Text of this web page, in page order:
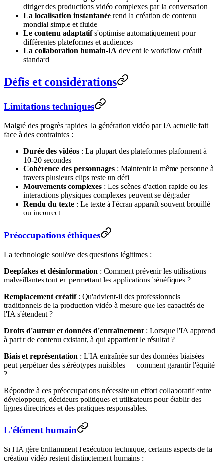
diriger des productions vidéo complexes par la conversation
La localisation instantanée rend la création de contenu
mondial simple et fluide
Le contenu adaptatifs'optimise automatiquement pour
différentes plateformes et audiences
La collaboration humain-IA devient le workflow créatif
standard
Défis et considérations
Limitations techniques
Malgré des progrès rapides, la génération vidéo par IA actuelle fait
face à des contraintes :
Durée des vidéos : La plupart des plateformes plafonnent à
10-20 secondes
Cohérence des personnages : Maintenir la même personne à
travers plusieurs clips reste un défi
Mouvements complexes : Les scènes d'action rapide ou les
interactions physiques complexes peuvent se dégrader
Rendu du texte : Le texte à l'écran apparaît souvent brouillé
ou incorrect
Préoccupations éthiques
La technologie soulève des questions légitimes :
Deepfakes et désinformation : Comment prévenir les utilisations
malveillantes tout en permettant les applications bénéfiques ?
Remplacement créatif: Qu'advient-il des professionnels
traditionnels de la production vidéo à mesure que les capacités de
l'IA s'étendent ?
Droits d'auteur et données d'entraînement : Lorsque l'IA apprend
à partir de contenu existant, à qui appartient le résultat ?
Biais et représentation : L'IA entraînée sur des données biaisées
peut perpétuer des stéréotypes nuisibles — comment garantir l'équité
?
Répondre à ces préoccupations nécessite un effort collaboratif entre
développeurs, décideurs politiques et utilisateurs pour établir des
lignes directrices et des pratiques responsables.
L'élément humain
Si l'IA gère brillamment l'exécution technique, certains aspects de la
création vidéo restent distinctement humains :